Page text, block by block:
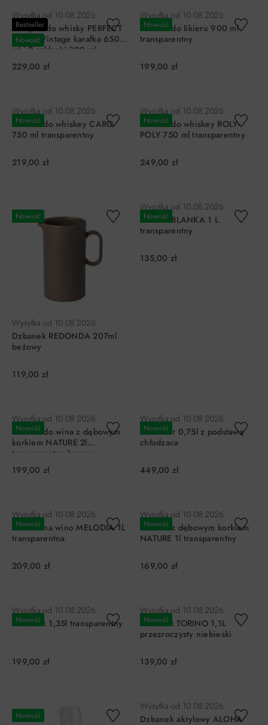
Bestseller
Nowość
Wysyłka od 10.08.2026
Komplet do whisky PERFECT
SERVE Vintage karafka 650
ml i 2 szklanki 300 ml
229,00 zł
Nowość
Wysyłka od 10.08.2026
Karafka do likieru 900 ml
transparentny
199,00 zł
Nowość
Wysyłka od 10.08.2026
Karafka do whiskey CARO
750 ml transparentny
219,00 zł
Nowość
Wysyłka od 10.08.2026
Karafka do whiskey ROLY-
POLY 750 ml transparentny
249,00 zł
Nowość
Wysyłka od 10.08.2026
Dzbanek REDONDA 207ml
beżowy
119,00 zł
Nowość
Wysyłka od 10.08.2026
Karafka BLANKA 1 L
transparentny
135,00 zł
Nowość
Wysyłka od 10.08.2026
Karafka do wina z dębowym
korkiem NATURE 2l
transparentny brązowy
199,00 zł
Nowość
Wysyłka od 10.08.2026
Dekanter 0,75l z podstawą
chłodzaca
449,00 zł
Nowość
Wysyłka od 10.08.2026
Karafka na wino MELODIA 1L
transparentna
209,00 zł
Nowość
Wysyłka od 10.08.2026
Karafka z dębowym korkiem
NATURE 1l transparentny
169,00 zł
Nowość
Wysyłka od 10.08.2026
Dzbanek 1,35l transparentny
199,00 zł
Nowość
Wysyłka od 10.08.2026
Dzbanek TORINO 1,1L
przezroczysty niebieski
139,00 zł
Nowość
Wysyłka od 10.08.2026
Dzbanek akrylowy ALOHA